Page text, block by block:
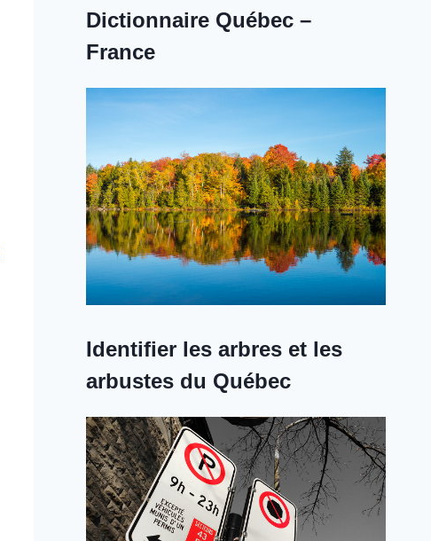
Dictionnaire Québec –
France
Identifier les arbres et les
arbustes du Québec